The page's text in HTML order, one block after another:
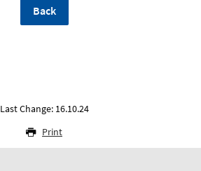
Back
Last Change: 16.10.24
Print